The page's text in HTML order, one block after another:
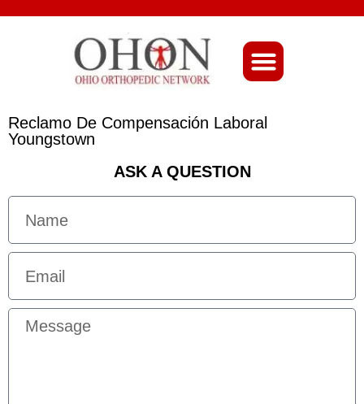
Reclamo De Compensación Laboral
Youngstown
ASK A QUESTION